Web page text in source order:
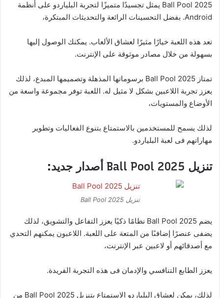
Ball Pool 2025 يمثل تجسيدًا متميزًا لتجربة البلياردو على أنظمة
Android. بفضل التحسينات الرائعة والتحديثات المبتكرة،
تعد هذه اللعبة خيارًا مثيرًا لعشاق الألعاب. يمكنك الوصول إليها
بسهولة من خلال مصادر موثوقة على الإنترنت.
تمتاز Ball Pool 2025 برسوماتها المذهلة وتصميمها المبدع، لذلك
يعزز تجربة اللاعبين بشكل لا مثيل له. اللعبة توفر مجموعة واسعة من
الأوضاع والمستويات،
لذلك يسمح للمستخدمين بالاستمتاع بتنوع الفعاليات وتطوير
مهاراتهم فى لعبة البلياردو.
تنزيل Ball Pool 2025 أصدار جديد:
تنزيل Ball Pool 2025
يضم Ball Pool 2025 نظامًا ذكيًا يعزز التفاعل والتشويق، لذلك
يضفى عنصرًا إضافىًا من المتعة على اللعبة. اللاعبون يمكنهم التحدي
مع أصدقائهم أو لاعبين عبر الإنترنت،
يعزز الطابع التنافسي والإدمان فى هذه التجربة الفريدة.
لذلك، يمكن لعشاق البلياردو الاستمتاع بتنزيل Ball Pool 2025 من